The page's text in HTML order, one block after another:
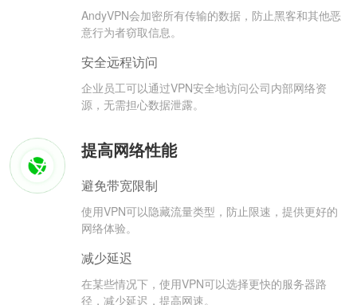
AndyVPN会加密所有传输的数据，防止黑客和其他恶
意行为者窃取信息。
安全远程访问
企业员工可以通过VPN安全地访问公司内部网络资
源，无需担心数据泄露。
提高网络性能
避免带宽限制
使用VPN可以隐藏流量类型，防止限速，提供更好的
网络体验。
减少延迟
在某些情况下，使用VPN可以选择更快的服务器路
径，减少延迟，提高网速。